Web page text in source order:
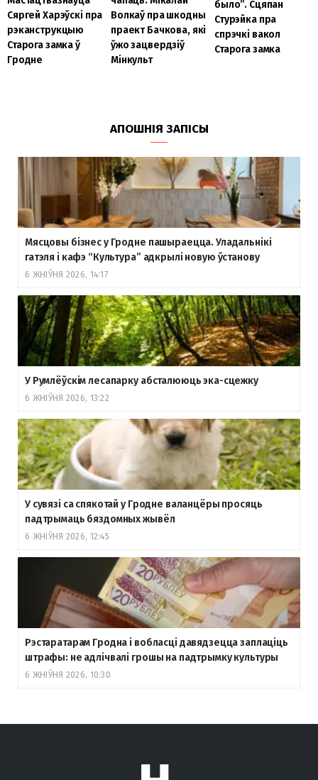
Сяргей Харэўскі пра
рэканструкцыю
Старога замка ў
Гродне
Волкаў пра шкодны
праект Бачкова, які
ўжо зацвердзіў
Мінкульт
было”. Сцяпан
Стурэйка пра
спрэчкі вакол
Старога замка
АПОШНІЯ ЗАПІСЫ
Мясцовы бізнес у Гродне пашыраецца. Уладальнікі
гатэля і кафэ “Культура” адкрылі новую ўстанову
6 ЖНІЎНЯ 2026, 14:17
У Румлёўскім лесапарку абсталююць эка-сцежку
6 ЖНІЎНЯ 2026, 13:22
У сувязі са спякотай у Гродне валанцёры просяць
падтрымаць бяздомных жывёл
6 ЖНІЎНЯ 2026, 12:45
Рэстаратарам Гродна і вобласці давядзецца заплаціць
штрафы: не адлічвалі грошы на падтрымку культуры
6 ЖНІЎНЯ 2026, 10:30